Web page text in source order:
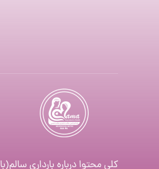
کلی محتوا درباره بارداری سالم(با ۳۰ سال تجربه مامایی)